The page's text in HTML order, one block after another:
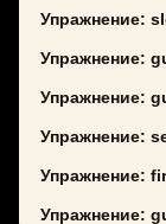
Упражнение:
Упражнение:
Упражнение:
Упражнение:
Упражнение:
Упражнение: